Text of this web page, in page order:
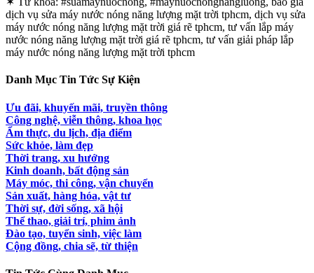
dịch vụ sửa máy nước nóng năng lượng mặt trời tphcm, dịch vụ sửa
máy nước nóng năng lượng mặt trời giá rẽ tphcm, tư vấn lắp máy
nước nóng năng lượng mặt trời giá rẽ tphcm, tư vấn giải pháp lắp
máy nước nóng năng lượng mặt trời tphcm
Danh Mục Tin Tức Sự Kiện
Ưu đãi, khuyến mãi, truyền thông
Công nghệ, viễn thông, khoa học
Ẩm thực, du lịch, địa điểm
Sức khỏe, làm đẹp
Thời trang, xu hướng
Kinh doanh, bất động sản
Máy móc, thi công, vận chuyển
Sản xuất, hàng hóa, vật tư
Thời sự, đời sống, xã hội
Thể thao, giải trí, phim ảnh
Đào tạo, tuyển sinh, việc làm
Cộng đồng, chia sẽ, từ thiện